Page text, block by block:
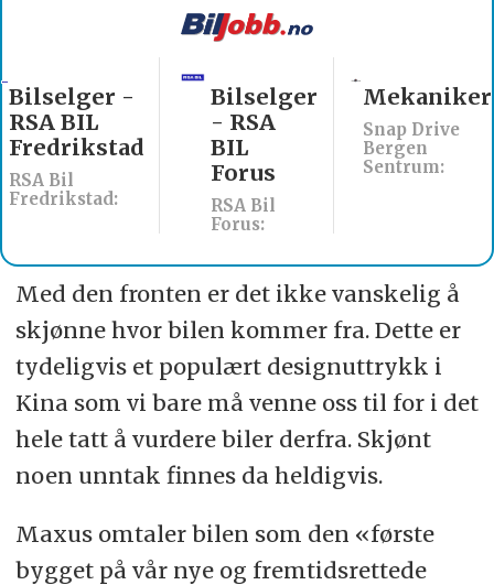
RSA Bil
Fredrikstad:
Bilselger -
RSA BIL
Fredrikstad
RSA Bil
Forus:
Bilselger
- RSA
BIL
Forus
Snap Drive
Bergen
Sentrum:
Mekaniker
Med den fronten er det ikke vanskelig å
skjønne hvor bilen kommer fra. Dette er
tydeligvis et populært designuttrykk i
Kina som vi bare må venne oss til for i det
hele tatt å vurdere biler derfra. Skjønt
noen unntak finnes da heldigvis.
Maxus omtaler bilen som den «første
bygget på vår nye og fremtidsrettede